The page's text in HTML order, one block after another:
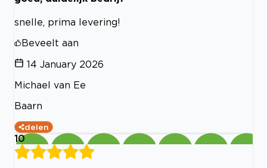
snelle, prima levering!
Beveelt aan
14 January 2026
Michael van Ee
Baarn
delen
10